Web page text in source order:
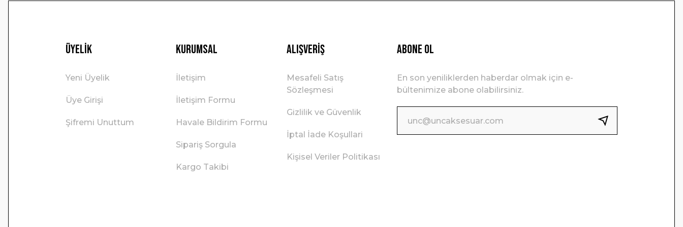
Üyelik
Yeni Üyelik
Üye Girişi
Şifremi Unuttum
Kurumsal
İletişim
İletişim Formu
Havale Bildirim Formu
Sipariş Sorgula
Kargo Takibi
Alışveriş
Mesafeli Satış
Sözleşmesi
Gizlilik ve Güvenlik
İptal İade Koşullari
Kişisel Veriler Politikası
ABONE OL
En son yeniliklerden haberdar olmak için e-
bültenimize abone olabilirsiniz.